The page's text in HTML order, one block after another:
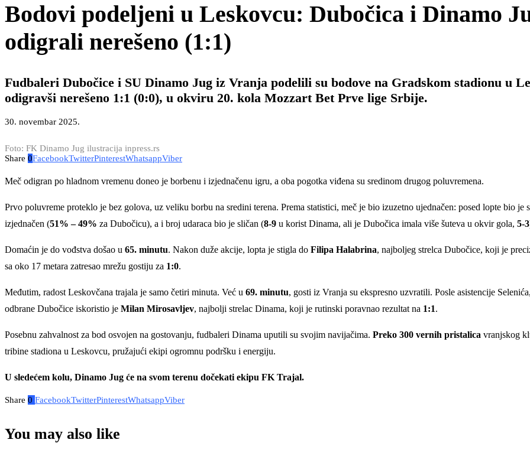
Bodovi podeljeni u Leskovcu: Dubočica i Dinamo
odigrali nerešeno (1:1)
Fudbaleri Dubočice i SU Dinamo Jug iz Vranja podelili su bodove na Gradskom stadionu u
odigravši nerešeno 1:1 (0:0), u okviru 20. kola Mozzart Bet Prve lige Srbije.
30. novembar 2025.
Foto: FK Dinamo Jug ilustracija inpress.rs
Share 0FacebookTwitterPinterestWhatsappViber
Meč odigran po hladnom vremenu doneo je borbenu i izjednačenu igru, a oba pogotka viđena su sredinom drugog poluvremena.
Prvo poluvreme proteklo je bez golova, uz veliku borbu na sredini terena. Prema statistici, meč je bio izuzetno ujednačen: posed lopte bio je
izjednačen (51% – 49% za Dubočicu), a i broj udaraca bio je sličan (8-9 u korist Dinama, ali je Dubočica imala više šuteva u okvir gola, 5-3
Domaćin je do vođstva došao u 65. minutu. Nakon duže akcije, lopta je stigla do Filipa Halabrina, najboljeg strelca Dubočice, koji je
sa oko 17 metara zatresao mrežu gostiju za 1:0.
Međutim, radost Leskovčana trajala je samo četiri minuta. Već u 69. minutu, gosti iz Vranja su ekspresno uzvratili. Posle asistencije
odbrane Dubočice iskoristio je Milan Mirosavljev, najbolji strelac Dinama, koji je rutinski poravnao rezultat na 1:1.
Posebnu zahvalnost za bod osvojen na gostovanju, fudbaleri Dinama uputili su svojim navijačima. Preko 300 vernih pristalica vranjskog
tribine stadiona u Leskovcu, pružajući ekipi ogromnu podršku i energiju.
U sledećem kolu, Dinamo Jug će na svom terenu dočekati ekipu FK Trajal.
Share 0 FacebookTwitterPinterestWhatsappViber
You may also like